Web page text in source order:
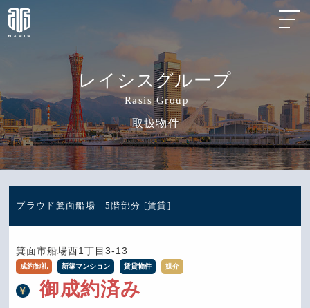
レイシスグループ
Rasis Group
取扱物件
プラウド箕面船場 5階部分 [賃貸]
箕面市船場西1丁目3-13
成約御礼 新築マンション 賃貸物件 媒介
御成約済み